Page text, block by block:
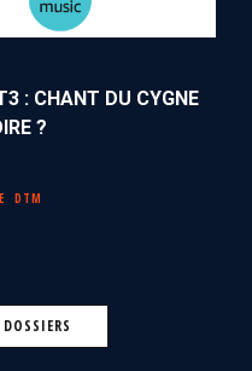
: CHANT DU CYGNE
?
DTM